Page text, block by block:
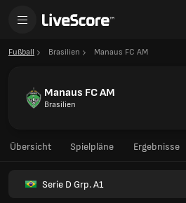
Fußball Brasilien Manaus FC AM
Manaus FC AM
Brasilien
Übersicht Spielpläne Ergebnisse
Serie D Grp. A1